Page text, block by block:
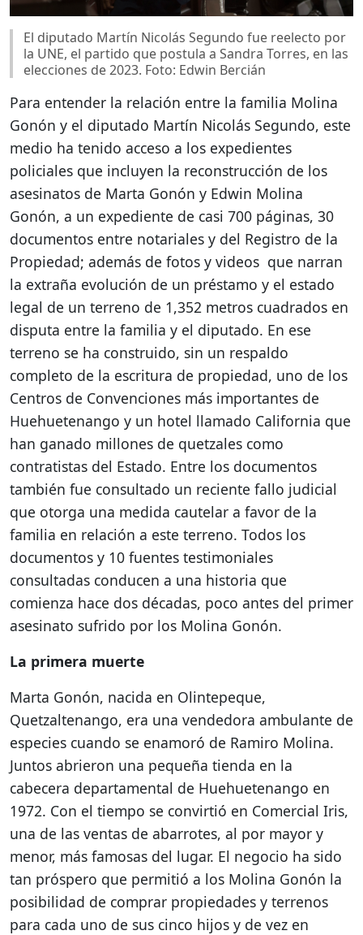
El diputado Martín Nicolás Segundo fue reelecto por
la UNE, el partido que postula a Sandra Torres, en las
elecciones de 2023. Foto: Edwin Bercián
Para entender la relación entre la familia Molina
Gonón y el diputado Martín Nicolás Segundo, este
medio ha tenido acceso a los expedientes
policiales que incluyen la reconstrucción de los
asesinatos de Marta Gonón y Edwin Molina
Gonón, a un expediente de casi 700 páginas, 30
documentos entre notariales y del Registro de la
Propiedad; además de fotos y videos que narran
la extraña evolución de un préstamo y el estado
legal de un terreno de 1,352 metros cuadrados en
disputa entre la familia y el diputado. En ese
terreno se ha construido, sin un respaldo
completo de la escritura de propiedad, uno de los
Centros de Convenciones más importantes de
Huehuetenango y un hotel llamado California que
han ganado millones de quetzales como
contratistas del Estado. Entre los documentos
también fue consultado un reciente fallo judicial
que otorga una medida cautelar a favor de la
familia en relación a este terreno. Todos los
documentos y 10 fuentes testimoniales
consultadas conducen a una historia que
comienza hace dos décadas, poco antes del primer
asesinato sufrido por los Molina Gonón.
La primera muerte
Marta Gonón, nacida en Olintepeque,
Quetzaltenango, era una vendedora ambulante de
especies cuando se enamoró de Ramiro Molina.
Juntos abrieron una pequeña tienda en la
cabecera departamental de Huehuetenango en
1972. Con el tiempo se convirtió en Comercial Iris,
una de las ventas de abarrotes, al por mayor y
menor, más famosas del lugar. El negocio ha sido
tan próspero que permitió a los Molina Gonón la
posibilidad de comprar propiedades y terrenos
para cada uno de sus cinco hijos y de vez en